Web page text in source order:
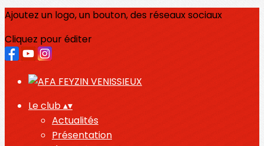
Ajoutez un logo, un bouton, des réseaux sociaux
Cliquez pour éditer
Le club▴▾
Actualités
Présentation